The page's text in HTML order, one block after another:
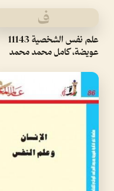
ف
علم نفس الشخصية 11143
عويضة، كامل محمد محمد